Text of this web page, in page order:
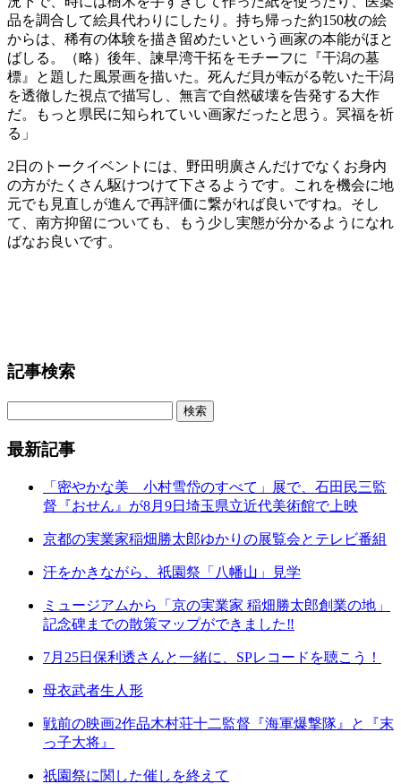
品を調合して絵具代わりにしたり。持ち帰った約150枚の絵
からは、稀有の体験を描き留めたいという画家の本能がほと
ばしる。（略）後年、諫早湾干拓をモチーフに『干潟の墓
標』と題した風景画を描いた。死んだ貝が転がる乾いた干潟
を透徹した視点で描写し、無言で自然破壊を告発する大作
だ。もっと県民に知られていい画家だったと思う。冥福を祈
る」
2日のトークイベントには、野田明廣さんだけでなくお身内
の方がたくさん駆けつけて下さるようです。これを機会に地
元でも見直しが進んで再評価に繋がれば良いですね。そし
て、南方抑留についても、もう少し実態が分かるようになれ
ばなお良いです。
記事検索
最新記事
「密やかな美 小村雪岱のすべて」展で、石田民三監
督『おせん』が8月9日埼玉県立近代美術館で上映
京都の実業家稲畑勝太郎ゆかりの展覧会とテレビ番組
汗をかきながら、祇園祭「八幡山」見学
ミュージアムから「京の実業家 稲畑勝太郎創業の地」
記念碑までの散策マップができました‼
7月25日保利透さんと一緒に、SPレコードを聴こう！
母衣武者生人形
戦前の映画2作品木村荘十二監督『海軍爆撃隊』と『末
っ子大将』
祇園祭に関した催しを終えて